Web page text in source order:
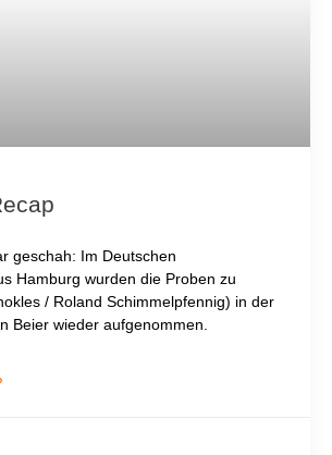
geschah: Im Deutschen
Hamburg wurden die Proben zu
/ Roland Schimmelpfennig) in der
Beier wieder aufgenommen.